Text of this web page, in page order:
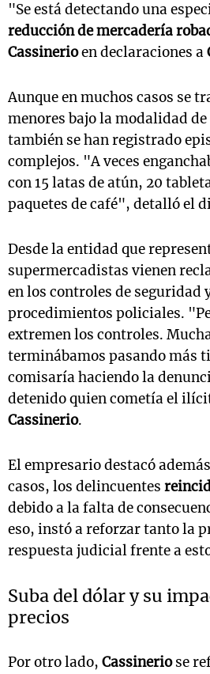
"Se está detectando una
reducción de mercadería
Cassinerioen declaraciones a
Aunque en muchos casos se
menores bajo la modalidad
también se han registrado
complejos. "A veces
con 15 latas de atún, 20
paquetes de café", detalló el
Desde la entidad que
supermercadistas vienen
en los controles de seguridad
procedimientos policiales.
extremen los controles.
terminábamos pasando más
comisaría haciendo la
detenido quien cometía el
Cassinerio.
El empresario destacó
casos, los delincuentes
debido a la falta de
eso, instó a reforzar tanto la
respuesta judicial frente a
Suba del dólar y su
precios
Por otro lado, Cassineriose